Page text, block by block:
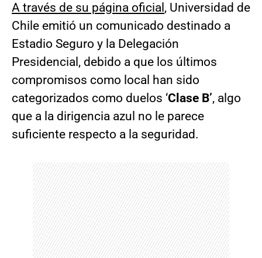
A través de su página oficial , Universidad de
Chile emitió un comunicado destinado a
Estadio Seguro y la Delegación
Presidencial, debido a que los últimos
compromisos como local han sido
categorizados como duelos ‘Clase B’, algo
que a la dirigencia azul no le parece
suficiente respecto a la seguridad.